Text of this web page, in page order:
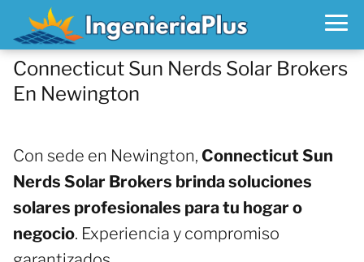
Connecticut Sun Nerds Solar Brokers
En Newington
Con sede en Newington, Connecticut Sun
Nerds Solar Brokers brinda soluciones
solares profesionales para tu hogar o
negocio. Experiencia y compromiso